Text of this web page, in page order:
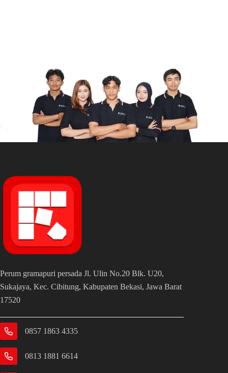
Perum gramapuri persada Jl. Ulin No.20 Blk. U20,
Sukajaya, Kec. Cibitung, Kabupaten Bekasi, Jawa Barat
17520
0857 1863 4335
0813 1881 6614